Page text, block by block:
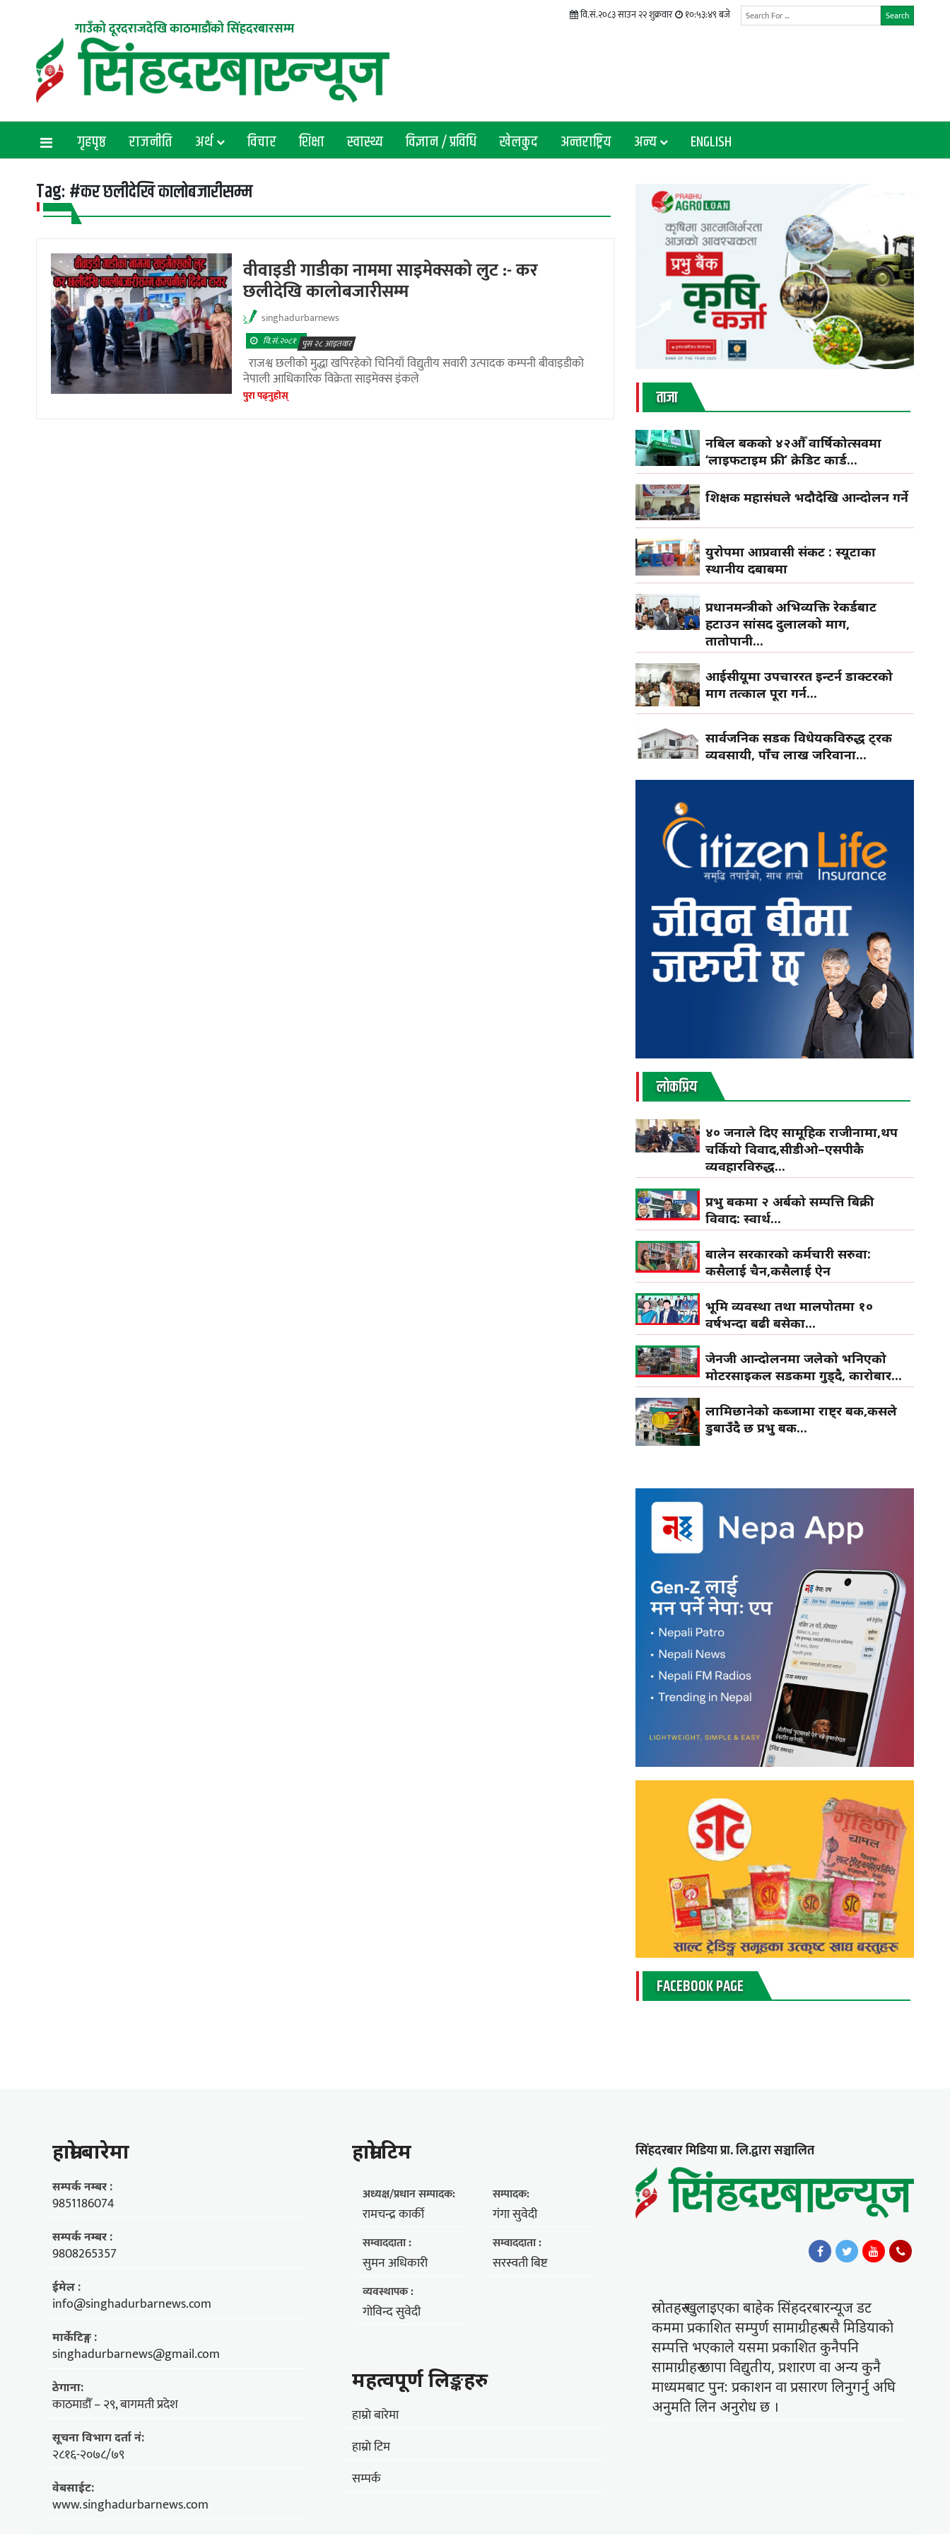
गाउँको दूरदराजदेखि काठमाडौंको सिंहदरबारसम्म
Search
वि.सं.२०८३ साउन २२ शुक्रवार १०:५३:४९ बजे
गृहपृष्ठ राजनीति अर्थ विचार शिक्षा स्वास्थ्य विज्ञान / प्रविधि खेलकुद अन्तराष्ट्रिय अन्य ENGLISH
Tag: #कर छलीदेखि कालोबजारीसम्म
वीवाइडी गाडीका नाममा साइमेक्सको लुट :- कर
छलीदेखि कालोबजारीसम्म
singhadurbarnews
वि.सं.२०८१ पुस २८ आइतवार
राजश्व छलीको मुद्धा खपिरहेको चिनियाँ विद्युतीय सवारी उत्पादक कम्पनी बीवाइडीको
नेपाली आधिकारिक विक्रेता साइमेक्स इंकले
पुरा पढ्नुहाेस् ताजा
नबिल बैंकको ४२औँ वार्षिकोत्सवमा
‘लाइफटाइम फ्री’ क्रेडिट कार्ड...
शिक्षक महासंघले भदौदेखि आन्दोलन गर्ने
युरोपमा आप्रवासी संकट : स्यूटाका
स्थानीय दबाबमा
प्रधानमन्त्रीको अभिव्यक्ति रेकर्डबाट
हटाउन सांसद दुलालको माग,
तातोपानी...
आईसीयूमा उपचाररत इन्टर्न डाक्टरको
माग तत्काल पूरा गर्न...
सार्वजनिक सडक विधेयकविरुद्ध ट्रक
व्यवसायी, पाँच लाख जरिवाना...
लाेकप्रिय
४० जनाले दिए सामूहिक राजीनामा,थप
चर्कियो विवाद,सीडीओ–एसपीकै
व्यवहारविरुद्ध...
प्रभु बैंकमा २ अर्बको सम्पत्ति बिक्री
विवाद: स्वार्थ...
बालेन सरकारको कर्मचारी सरुवा:
कसैलाई चैन,कसैलाई ऐन
भूमि व्यवस्था तथा मालपोतमा १०
वर्षभन्दा बढी बसेका...
जेनजी आन्दोलनमा जलेको भनिएको
मोटरसाइकल सडकमा गुड्दै, कारोबार...
लामिछानेको कब्जामा राष्ट्र बैंक,कसले
डुबाउँदै छ प्रभु बैंक...
FACEBOOK PAGE
हाम्राे बारेमा
सम्पर्क नम्बर :
9851186074
सम्पर्क नम्बर :
9808265357
ईमेल :
info@singhadurbarnews.com
मार्केटिङ्ग :
singhadurbarnews@gmail.com
ठेगाना:
काठमाडौँ – २९, बागमती प्रदेश
सूचना विभाग दर्ता नं:
२८१६-२०७८/७९
वेबसाईट:
www.singhadurbarnews.com
हाम्राे टिम
अध्यक्ष/प्रधान सम्पादक:
रामचन्द्र कार्की
सम्पादक:
गंगा सुवेदी
सम्वाददाता :
सुमन अधिकारी
सम्वाददाता :
सरस्वती बिष्ट
व्यवस्थापक :
गोविन्द सुवेदी
महत्वपूर्ण लिङ्कहरु
हाम्राे बारेमा
हाम्राे टिम
सम्पर्क
सिंहदरबार मिडिया प्रा. लि.द्वारा सञ्चालित
स्राेतहरु खुलाइएका बाहेक सिंहदरबारन्यूज डट
कममा प्रकाशित सम्पुर्ण सामाग्रीहरु यसै मिडियाकाे
सम्पत्ति भएकाले यसमा प्रकाशित कुनैपनि
सामाग्रीहरु छापा विद्युतीय, प्रशारण वा अन्य कुनै
माध्यमबाट पुन: प्रकाशन वा प्रसारण लिनुगर्नु अघि
अनुमति लिन अनुराेध छ ।